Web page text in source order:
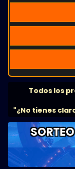
Todos los
"¿No tienes